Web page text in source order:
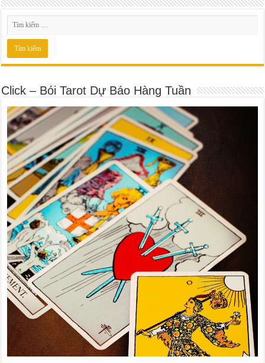
Click – Bói Tarot Dự Báo Hàng Tuần